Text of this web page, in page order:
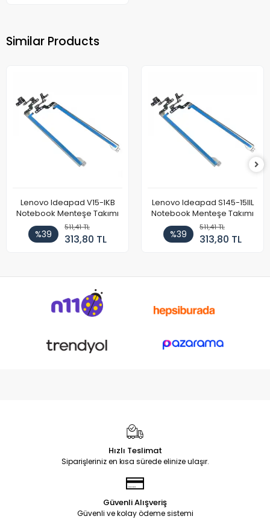
Similar Products
Lenovo Ideapad V15-IKB
Notebook Menteşe Takımı
%39
511,41 TL
313,80 TL
Lenovo Ideapad S145-15IIL
Notebook Menteşe Takımı
%39
511,41 TL
313,80 TL
Hızlı Teslimat
Siparişleriniz en kısa sürede elinize ulaşır.
Güvenli Alışveriş
Güvenli ve kolay ödeme sistemi